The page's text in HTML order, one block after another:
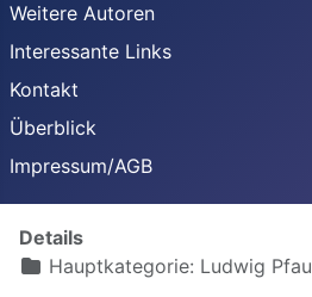
Weitere Autoren
Interessante Links
Kontakt
Überblick
Impressum/AGB
Details
Hauptkategorie: Ludwig Pfau